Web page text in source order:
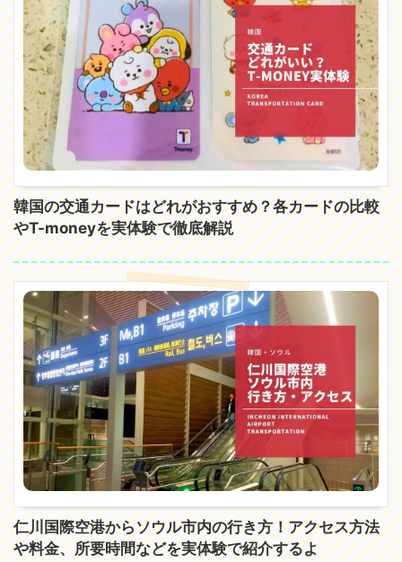
韓国の交通カードはどれがおすすめ？各カードの比較
やT-moneyを実体験で徹底解説
仁川国際空港からソウル市内の行き方！アクセス方法
や料金、所要時間などを実体験で紹介するよ